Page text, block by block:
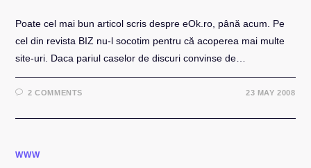
Poate cel mai bun articol scris despre eOk.ro, până acum. Pe
cel din revista BIZ nu-l socotim pentru că acoperea mai multe
site-uri. Daca pariul caselor de discuri convinse de…
2 COMMENTS 23 MAY 2008
WWW